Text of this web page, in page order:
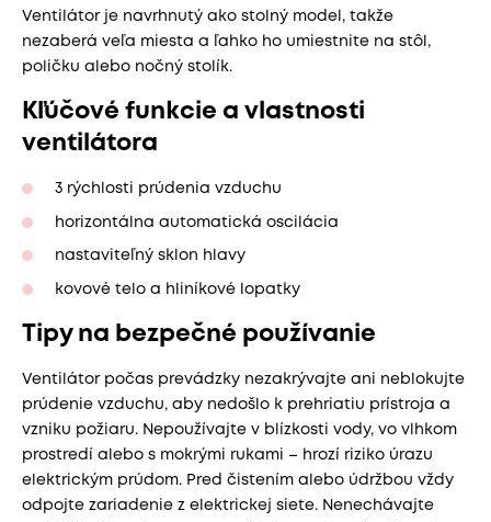
Ventilátor je navrhnutý ako stolný model, takže
nezaberá veľa miesta a ľahko ho umiestnite na stôl,
poličku alebo nočný stolík.
Kľúčové funkcie a vlastnosti
ventilátora
3 rýchlosti prúdenia vzduchu
horizontálna automatická oscilácia
nastaviteľný sklon hlavy
kovové telo a hliníkové lopatky
Tipy na bezpečné používanie
Ventilátor počas prevádzky nezakrývajte ani neblokujte
prúdenie vzduchu, aby nedošlo k prehriatiu prístroja a
vzniku požiaru. Nepoužívajte v blízkosti vody, vo vlhkom
prostredí alebo s mokrými rukami – hrozí riziko úrazu
elektrickým prúdom. Pred čistením alebo údržbou vždy
odpojte zariadenie z elektrickej siete. Nenechávajte